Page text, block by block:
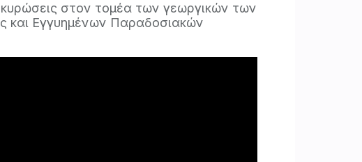
κυρώσεις στον τομέα των γεωργικών των
και Εγγυημένων Παραδοσιακών